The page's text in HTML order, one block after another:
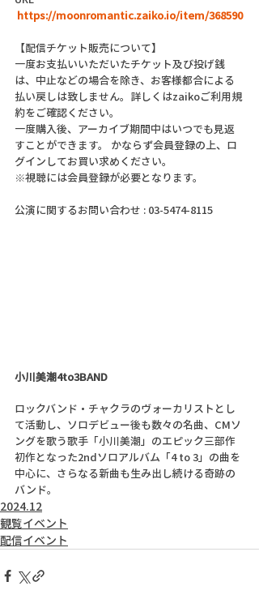
https://moonromantic.zaiko.io/item/368590
【配信チケット販売について】
一度お支払いいただいたチケット及び投げ銭
は、中止などの場合を除き、お客様都合による
払い戻しは致しません。詳しくはzaikoご利用規
約をご確認ください。
一度購入後、アーカイブ期間中はいつでも見返
すことができます。 かならず会員登録の上、ロ
グインしてお買い求めください。
※視聴には会員登録が必要となります。
公演に関するお問い合わせ : 03-5474-8115
小川美潮4to3BAND
ロックバンド・チャクラのヴォーカリストとし
て活動し、ソロデビュー後も数々の名曲、CMソ
ングを歌う歌手「小川美潮」のエピック三部作
初作となった2ndソロアルバム「4 to 3」の曲を
中心に、さらなる新曲も生み出し続ける奇跡の
バンド。
2024.12
観覧イベント
配信イベント